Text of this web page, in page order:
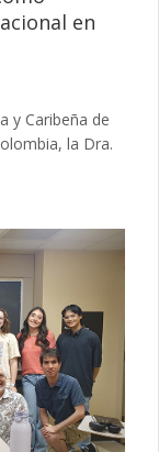
en
y Caribeña de
la Dra.